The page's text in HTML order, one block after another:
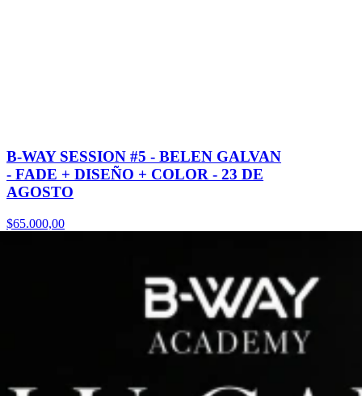
B-WAY SESSION #5 - BELEN GALVAN
- FADE + DISEÑO + COLOR - 23 DE
AGOSTO
$65.000,00